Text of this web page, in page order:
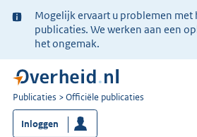
Ter
informatie:
Mogelijk ervaart u problemen met
publicaties. We werken aan een
het ongemak.
U
bent
nu
Publicaties Officiële publicaties
Inloggen